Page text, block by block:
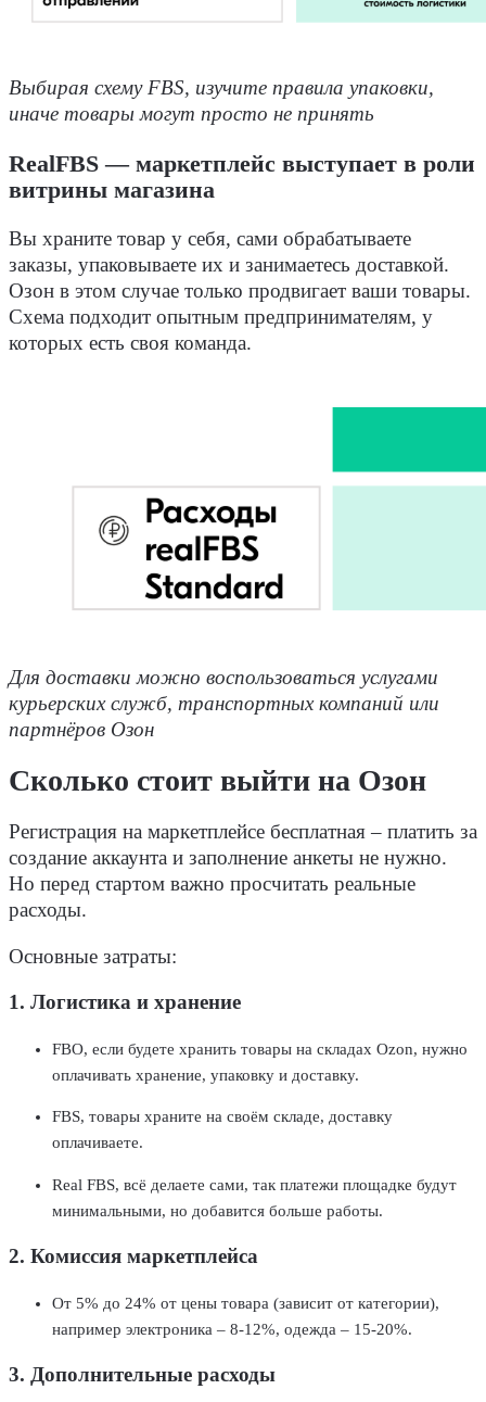
Выбирая схему FBS, изучите правила упаковки,
иначе товары могут просто не принять
RealFBS — маркетплейс выступает в роли
витрины магазина
Вы храните товар у себя, сами обрабатываете
заказы, упаковываете их и занимаетесь доставкой.
Озон в этом случае только продвигает ваши товары.
Схема подходит опытным предпринимателям, у
которых есть своя команда.
Для доставки можно воспользоваться услугами
курьерских служб, транспортных компаний или
партнёров Озон
Сколько стоит выйти на Озон
Регистрация на маркетплейсе бесплатная – платить за
создание аккаунта и заполнение анкеты не нужно.
Но перед стартом важно просчитать реальные
расходы.
Основные затраты:
1. Логистика и хранение
FBO, если будете хранить товары на складах Ozon, нужно
оплачивать хранение, упаковку и доставку.
FBS, товары храните на своём складе, доставку
оплачиваете.
Real FBS, всё делаете сами, так платежи площадке будут
минимальными, но добавится больше работы.
2. Комиссия маркетплейса
От 5% до 24% от цены товара (зависит от категории),
например электроника – 8-12%, одежда – 15-20%.
3. Дополнительные расходы